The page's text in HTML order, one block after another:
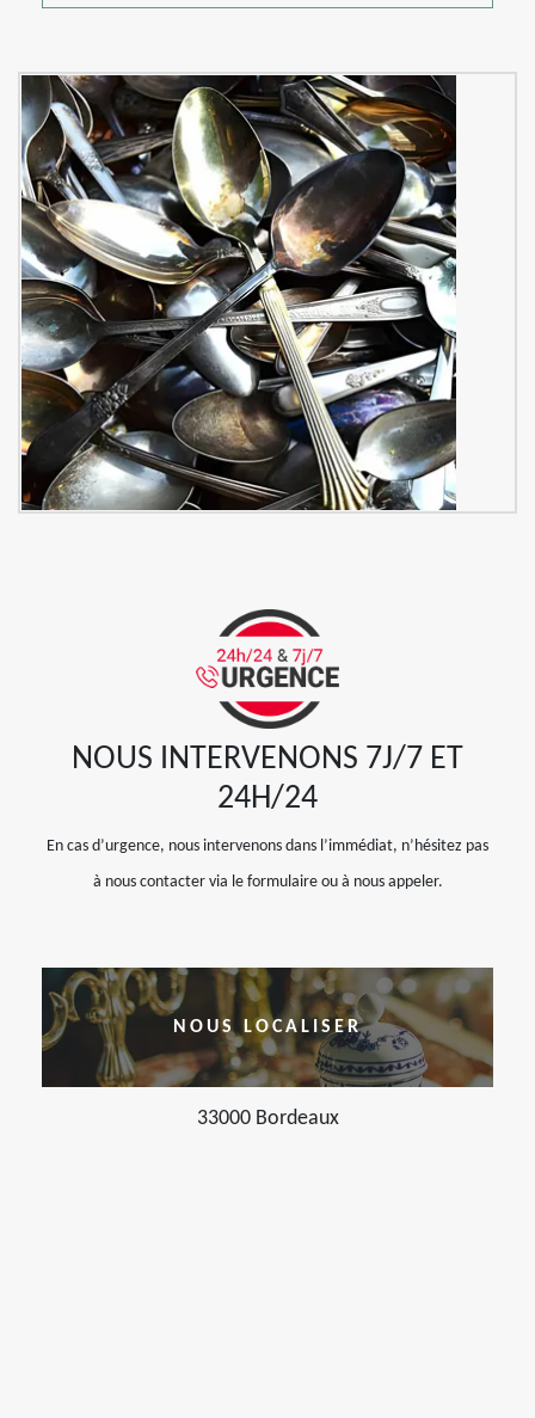
NOUS INTERVENONS 7J/7 ET
24H/24
En cas d’urgence, nous intervenons dans l’immédiat, n’hésitez pas
à nous contacter via le formulaire ou à nous appeler.
NOUS LOCALISER
33000 Bordeaux